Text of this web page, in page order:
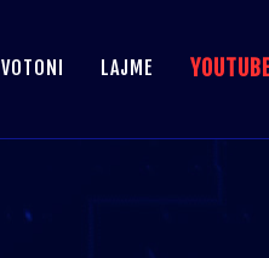
VOTONI LAJME